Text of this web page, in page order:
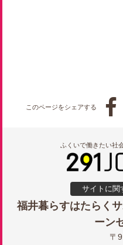
このページをシェアする 
ふくいで働きたい社
サイトに関
福井暮らすはたらく
ーン
〒